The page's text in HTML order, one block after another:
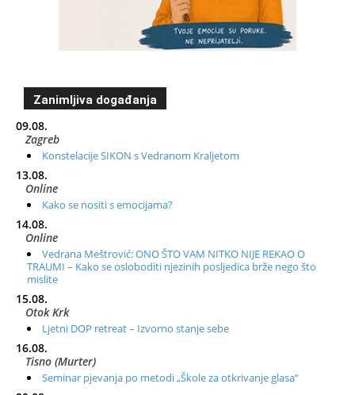
Zanimljiva događanja
09.08.
Zagreb
Konstelacije SIKON s Vedranom Kraljetom
13.08.
Online
Kako se nositi s emocijama?
14.08.
Online
Vedrana Meštrović: ONO ŠTO VAM NITKO NIJE REKAO O
TRAUMI – Kako se osloboditi njezinih posljedica brže nego što
mislite
15.08.
Otok Krk
Ljetni DOP retreat – Izvorno stanje sebe
16.08.
Tisno (Murter)
Seminar pjevanja po metodi „Škole za otkrivanje glasa“